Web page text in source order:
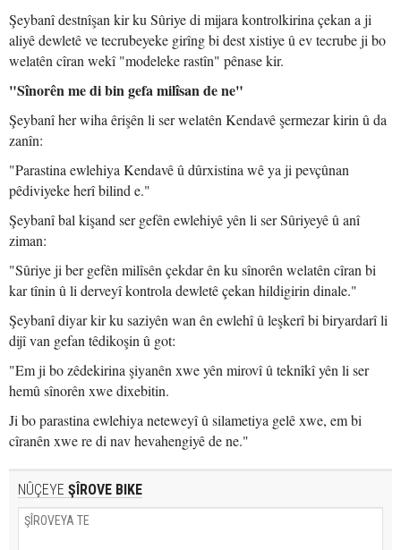
Şeybanî destnîşan kir ku Sûriye di mijara kontrolkirina çekan a ji
aliyê dewletê ve tecrubeyeke girîng bi dest xistiye û ev tecrube ji bo
welatên cîran wekî "modeleke rastîn" pênase kir.
"Sînorên me di bin gefa milîsan de ne"
Şeybanî her wiha êrişên li ser welatên Kendavê şermezar kirin û da
zanîn:
"Parastina ewlehiya Kendavê û dûrxistina wê ya ji pevçûnan
pêdiviyeke herî bilind e."
Şeybanî bal kişand ser gefên ewlehiyê yên li ser Sûriyeyê û anî
ziman:
"Sûriye ji ber gefên milîsên çekdar ên ku sînorên welatên cîran bi
kar tînin û li derveyî kontrola dewletê çekan hildigirin dinale."
Şeybanî diyar kir ku saziyên wan ên ewlehî û leşkerî bi biryardarî li
dijî van gefan têdikoşin û got:
"Em ji bo zêdekirina şiyanên xwe yên mirovî û teknîkî yên li ser
hemû sînorên xwe dixebitin.
Ji bo parastina ewlehiya neteweyî û silametiya gelê xwe, em bi
cîranên xwe re di nav hevahengiyê de ne."
NÛÇEYE ŞÎROVE BIKE